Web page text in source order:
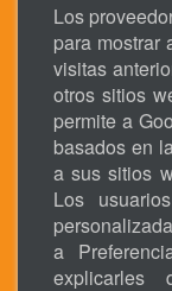
Los
para mostrar
visitas
otros sitios
permite a
basados en
a sus sitios
Los
a